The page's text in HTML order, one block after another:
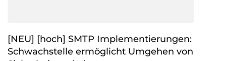
[NEU] [hoch] SMTP Implementierungen:
Schwachstelle ermöglicht Umgehen von